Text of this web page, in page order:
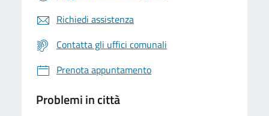
Richiedi assistenza
Contatta gli uffici comunali
Prenota appuntamento
Problemi in città